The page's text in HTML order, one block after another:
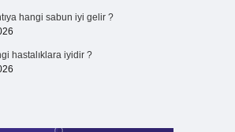
hangi sabun iyi gelir ?
hastalıklara iyidir ?